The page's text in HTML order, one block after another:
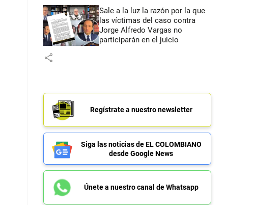
Sale a la luz la razón por la que
las víctimas del caso contra
Jorge Alfredo Vargas no
participarán en el juicio
share
Regístrate a nuestro newsletter
Siga las noticias de EL COLOMBIANO
desde Google News
Únete a nuestro canal de Whatsapp